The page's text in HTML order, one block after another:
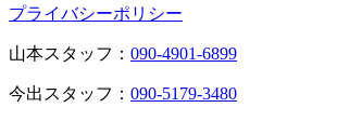
プライバシーポリシー
山本スタッフ： 090-4901-6899
今出スタッフ： 090-5179-3480